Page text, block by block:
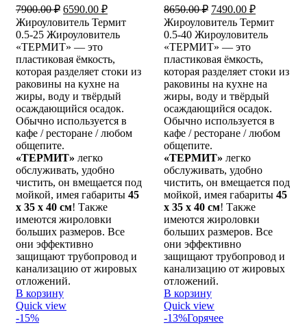
7900.00₽ Первоначальная
цена
составляла
7900.00 ₽.
6590.00 ₽Текущая
цена:
6590.00 ₽.
Жироуловитель Термит
0.5-25 Жироуловитель
«ТЕРМИТ» — это
пластиковая ёмкость,
которая разделяет стоки из
раковины на кухне на
жиры, воду и твёрдый
осаждающийся осадок.
Обычно используется в
кафе / ресторане / любом
общепите.
«ТЕРМИТ» легко
обслуживать, удобно
чистить, он вмещается под
мойкой, имея габариты 45
х 35 х 40 см! Также
имеются жироловки
больших размеров. Все
они эффективно
защищают трубопровод и
канализацию от жировых
отложений.
В корзину
Quick view
8650.00₽ Первоначальная
цена
составляла
8650.00 ₽.
7490.00 ₽Текущая
цена:
7490.00 ₽.
Жироуловитель Термит
0.5-40 Жироуловитель
«ТЕРМИТ» — это
пластиковая ёмкость,
которая разделяет стоки из
раковины на кухне на
жиры, воду и твёрдый
осаждающийся осадок.
Обычно используется в
кафе / ресторане / любом
общепите.
«ТЕРМИТ» легко
обслуживать, удобно
чистить, он вмещается под
мойкой, имея габариты 45
х 35 х 40 см! Также
имеются жироловки
больших размеров. Все
они эффективно
защищают трубопровод и
канализацию от жировых
отложений.
В корзину
Quick view
-15%
-13%Горячее